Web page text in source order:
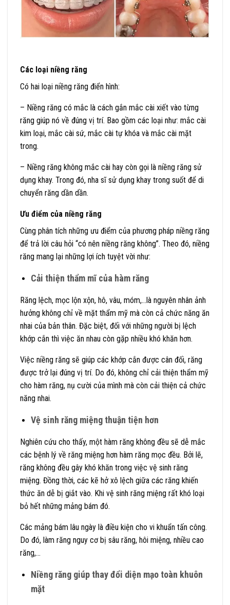
Các loại niềng răng
Có hai loại niềng răng điển hình:
– Niềng răng có mắc là cách gắn mắc cài xiết vào từng
răng giúp nó về đúng vị trí. Bao gồm các loại như: mắc cài
kim loại, mắc cài sứ, mắc cài tự khóa và mắc cài mặt
trong.
– Niềng răng không mắc cài hay còn gọi là niềng răng sử
dụng khay. Trong đó, nha sĩ sử dụng khay trong suốt để di
chuyển răng dần dần.
Ưu điểm của niềng răng
Cùng phân tích những ưu điểm của phương pháp niềng răng
để trả lời câu hỏi “có nên niềng răng không”. Theo đó, niềng
răng mang lại những lợi ích tuyệt vời như:
Cải thiện thẩm mĩ của hàm răng
Răng lệch, mọc lộn xộn, hô, vâu, móm,…là nguyên nhân ảnh
hưởng không chỉ về mặt thẩm mỹ mà còn cả chức năng ăn
nhai của bản thân. Đặc biệt, đối với những người bị lệch
khớp cắn thì việc ăn nhau còn gặp nhiều khó khăn hơn.
Việc niềng răng sẽ giúp các khớp cắn được cân đối, răng
được trở lại đúng vị trí. Do đó, không chỉ cải thiện thẩm mỹ
cho hàm răng, nụ cười của mình mà còn cải thiện cả chức
năng nhai.
Vệ sinh răng miệng thuận tiện hơn
Nghiên cứu cho thấy, một hàm răng không đều sẽ dễ mắc
các bệnh lý về răng miệng hơn hàm răng mọc đều. Bởi lẽ,
răng không đều gây khó khăn trong việc vệ sinh răng
miệng. Đồng thời, các kẽ hở xô lệch giữa các răng khiến
thức ăn dễ bị giắt vào. Khi vệ sinh răng miệng rất khó loại
bỏ hết những mảng bám đó.
Các mảng bám lâu ngày là điều kiện cho vi khuẩn tấn công.
Do đó, làm răng nguy cơ bị sâu răng, hôi miệng, nhiều cao
răng,…
Niềng răng giúp thay đổi diện mạo toàn khuôn
mặt